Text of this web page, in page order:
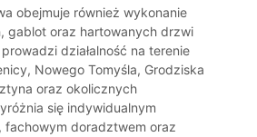
obejmuje również wykonanie
gablot oraz hartowanych drzwi
działalność na terenie
Nowego Tomyśla, Grodziska
oraz okolicznych
się indywidualnym
fachowym doradztwem oraz